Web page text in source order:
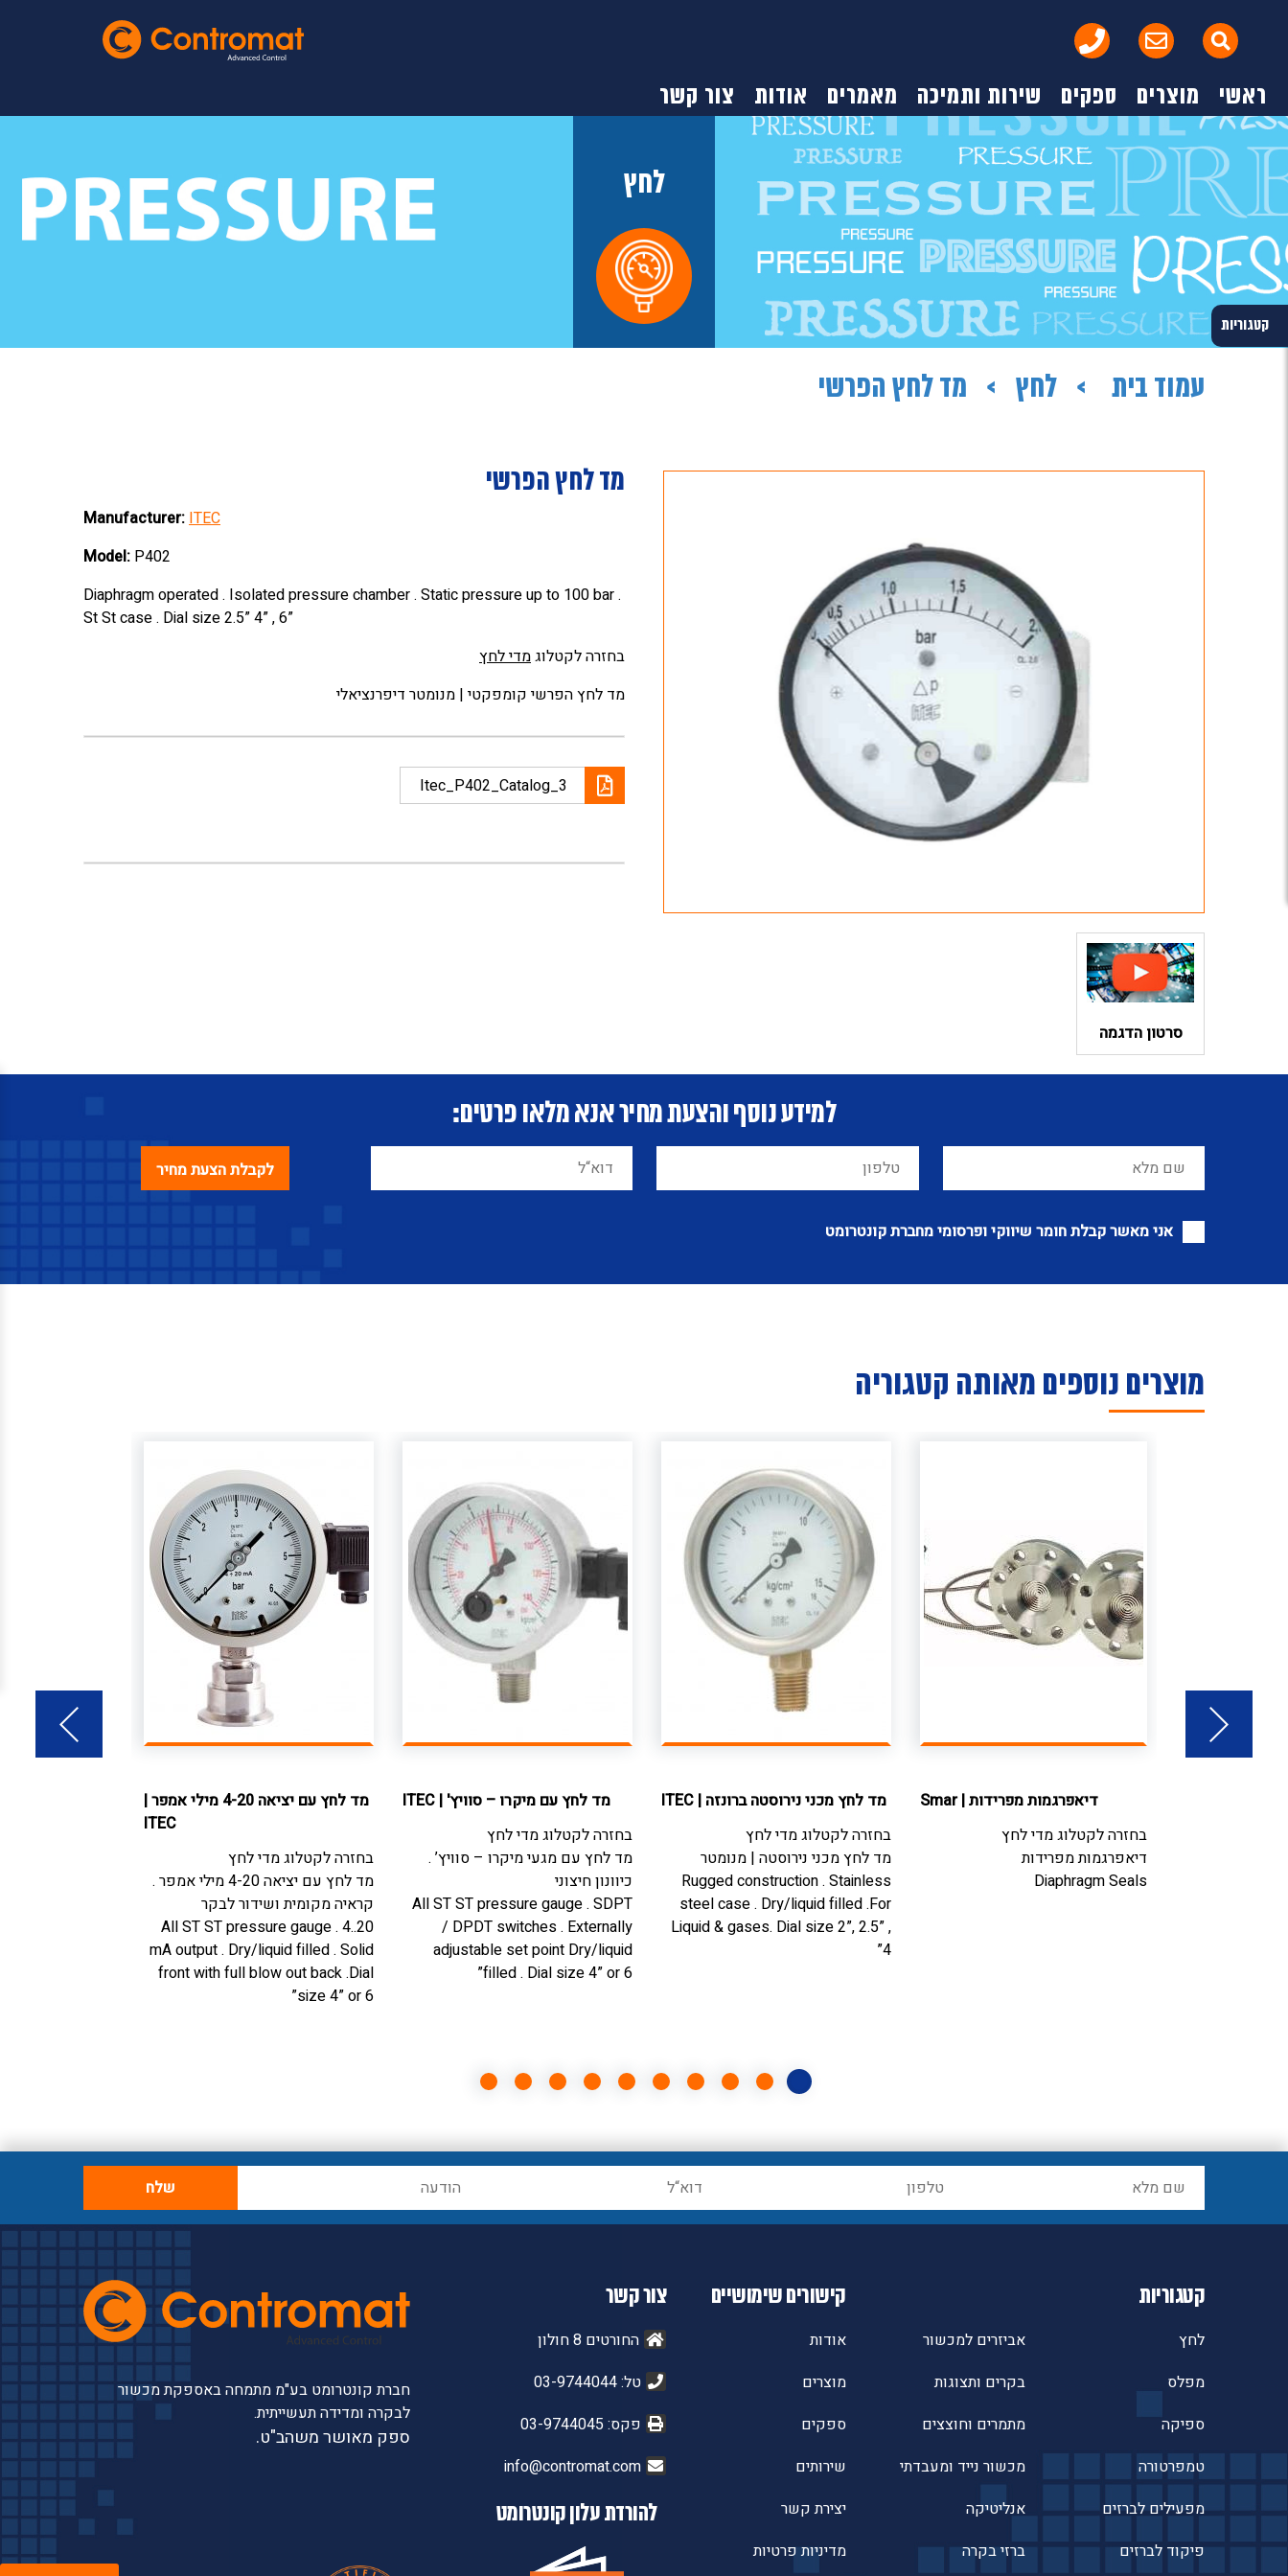
ראשי מוצרים ספקים שירות ותמיכה מאמרים אודות צור קשר
לחץ
עמוד בית לחץ מד לחץ הפרשי
קטגוריות
סרטון הדגמה
מד לחץ הפרשי
Manufacturer:ITEC
Model: P402
Diaphragm operated . Isolated pressure chamber . Static pressure up to 100 bar .
St St case . Dial size 2.5” 4” , 6”
בחזרה לקטלוגמדי לחץ
מד לחץ הפרשי קומפקטי | מנומטר דיפרנציאלי
Itec_P402_Catalog_3
למידע נוסף והצעת מחיר אנא מלאו פרטים:
אני מאשר קבלת חומר שיווקי ופרסומי מחברת קונטרומט
מוצרים נוספים מאותה קטגוריה
דיאפרגמות מפרידות|
Smar
בחזרה לקטלוגמדי לחץ
דיאפרגמות מפרידות
Diaphragm Seals
מד לחץ מכני נירוסטה ברונזה |
ITEC
בחזרה לקטלוגמדי לחץ
מד לחץ מכני נירוסטה | מנומטר
Rugged construction . Stainless
steel case . Dry/liquid filled .For
Liquid & gases. Dial size 2”, 2.5” ,
4”
מד לחץ עם מיקרו – סוויץ' |
ITEC
בחזרה לקטלוגמדי לחץ
מד לחץ עם מגעי מיקרו – סוויץ’ .
כיוונון חיצוני
All ST ST pressure gauge . SDPT
/ DPDT switches . Externally
adjustable set point Dry/liquid
filled . Dial size 4” or 6”
מד לחץ עם יציאה 4-20 מילי אמפר
|
ITEC
בחזרה לקטלוגמדי לחץ
מד לחץ עם יציאה 4-20 מילי אמפר .
קראיה מקומית ושידור לבקר
All ST ST pressure gauge . 4..20
mA output . Dry/liquid filled . Solid
front with full blow out back .Dial
size 4” or 6”
קטגוריות
לחץ
מפלס
ספיקה
טמפרטורה
מפעילים לברזים
פיקוד לברזים
אביזרים למכשור
בקרים ותצוגות
מתמרים וחוצצים
מכשור נייד ומעבדתי
אנליטיקה
ברזי בקרה
קישורים שימושיים
אודות
מוצרים
ספקים
שירותים
יצירת קשר
מדיניות פרטיות
צור קשר
החורטים 8 חולון
טל: 03-9744044
פקס: 03-9744045
info@contromat.com
להורדת עלון קונטרומט
חברת קונטרומט בע"מ מתמחה באספקת מכשור
לבקרה ומדידה תעשייתית.
ספק מאושר משהב"ט.